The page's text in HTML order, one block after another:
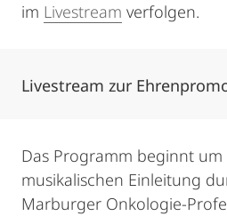
im Livestream verfolgen.
Livestream zur
Das Programm beginnt
musikalischen Einleitung
Marburger Onkologie-